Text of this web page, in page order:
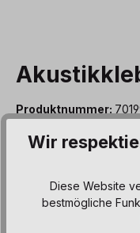
Produktnummer:
11,00 €*
Produkt
Wir
Diese Website
bestmögliche